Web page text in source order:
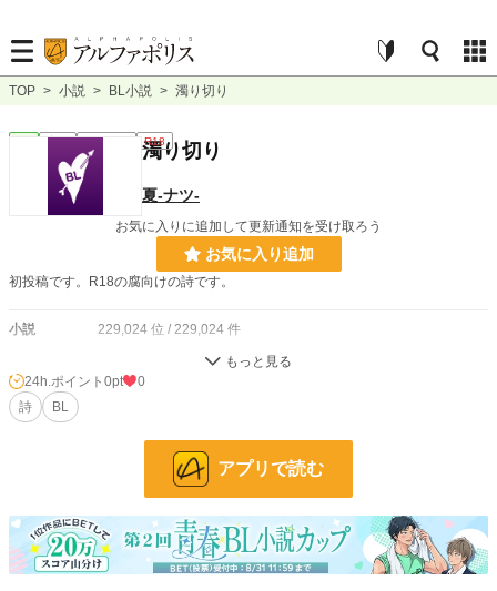
TOP > 小説 > BL小説 > 濁り切り
完結 ｼｮｰﾄｼｮｰﾄ R18
濁り切り
夏-ナツ-
お気に入りに追加して更新通知を受け取ろう
お気に入り追加
初投稿です。R18の腐向けの詩です。
小説 229,024 位 / 229,024 件
31,498 位 / 31,498 件
お気に入り
更新日時 2022.01.21 00:58
初回公開日時 2022.01.21 00:58
24h.ポイント 0pt
0
詩
BL
アプリで読む